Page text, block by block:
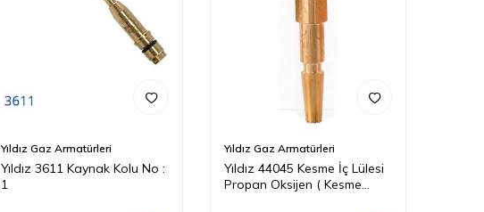
Yıldız Gaz Armatürleri
Yıldız 3611 Kaynak Kolu No :
1
Yıldız Gaz Armatürleri
Yıldız 44045 Kesme İç Lülesi
Propan Oksijen ( Kesme